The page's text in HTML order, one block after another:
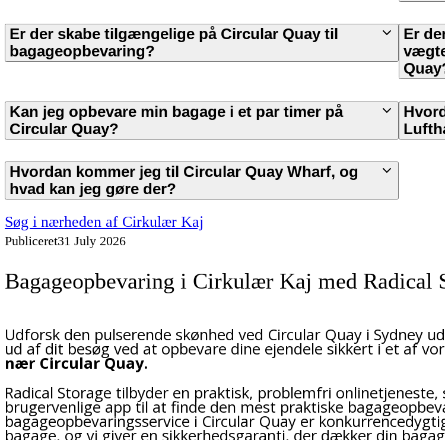
Er der skabe tilgængelige på Circular Quay til
bagageopbevaring?
Er
Kan jeg opbevare min bagage i et par timer på
Circular Quay?
Hvordan kommer jeg til Circular Quay Wharf, og
hvad kan jeg gøre der?
Søg i nærheden af Cirkulær Kaj
Publiceret31 July 2026
Bagageopbevaring i Cirkulær Kaj med Radical
Udforsk den pulserende skønhed ved Circular Quay i Sydney
ud af dit besøg ved at opbevare dine ejendele sikkert i et af
nær Circular Quay.
Radical Storage tilbyder en praktisk, problemfri
brugervenlige app til at finde den mest praktiske
bagageopbevaringsservice i Circular Quay er
bagage, og vi giver en sikkerhedsgaranti, der dækker din